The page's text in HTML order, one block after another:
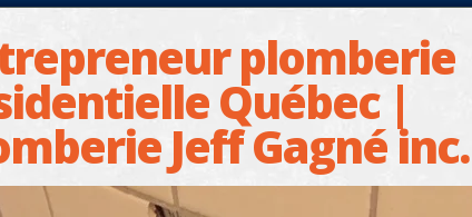
plomberie
Québec |
Jeff Gagné inc.